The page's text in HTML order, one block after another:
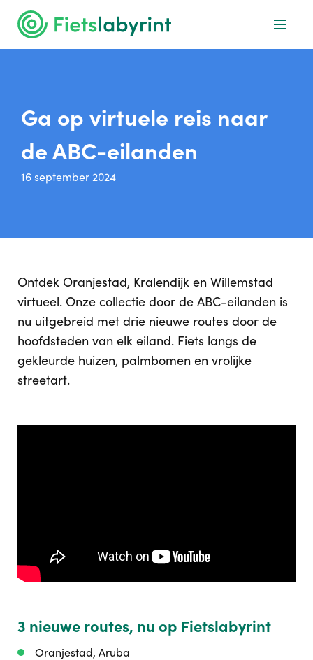
Ga op virtuele reis naar
de ABC-eilanden
16 september 2024
Ontdek Oranjestad, Kralendijk en Willemstad
virtueel. Onze collectie door de ABC-eilanden is
nu uitgebreid met drie nieuwe routes door de
hoofdsteden van elk eiland. Fiets langs de
gekleurde huizen, palmbomen en vrolijke
streetart.
3 nieuwe routes, nu op Fietslabyrint
Oranjestad, Aruba